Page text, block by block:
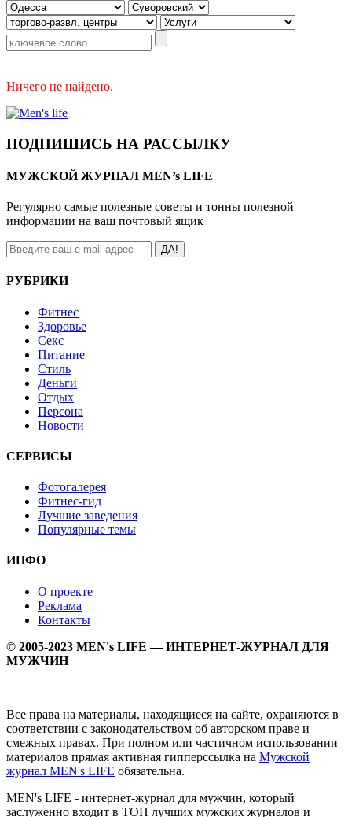
Ничего не найдено.
ПОДПИШИСЬ НА РАССЫЛКУ
МУЖСКОЙ ЖУРНАЛ MEN’s LIFE
Регулярно самые полезные советы и тонны полезной
информации на ваш почтовый ящик
ДА!
РУБРИКИ
Фитнес
Здоровье
Секс
Питание
Стиль
Деньги
Отдых
Персона
Новости
СЕРВИСЫ
Фотогалерея
Фитнес-гид
Лучшие заведения
Популярные темы
ИНФО
О проекте
Реклама
Контакты
© 2005-2023 MEN's LIFE — ИНТЕРНЕТ-ЖУРНАЛ ДЛЯ
МУЖЧИН
Все права на материалы, находящиеся на сайте, охраняются в
соответствии с законодательством об авторском праве и
смежных правах. При полном или частичном использовании
материалов прямая активная гипперссылка на Мужской
журнал MEN's LIFE обязательна.
MEN's LIFE - интернет-журнал для мужчин, который
заслуженно входит в ТОП лучших мужских журналов и